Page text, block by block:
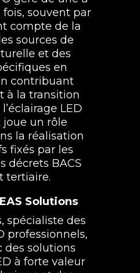
souvent par
compte de la
sources de
et des
en
contribuant
à la transition
LED
un rôle
la réalisation
fixés par les
décrets BACS
tertiaire.
Solutions
spécialiste des
professionnels,
des solutions
à forte valeur